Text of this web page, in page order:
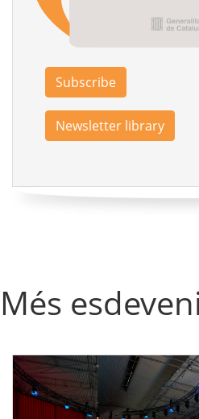
Subscribe
Newsletter library
Més